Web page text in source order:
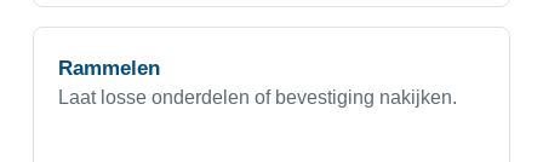
Rammelen
Laat losse onderdelen of bevestiging nakijken.